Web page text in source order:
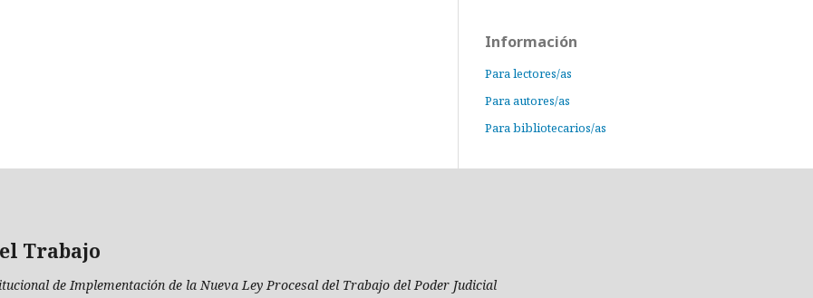
Información
Para lectores/as
Para autores/as
Para bibliotecarios/as
Trabajo
de Implementación de la Nueva Ley Procesal del Trabajo del Poder Judicial